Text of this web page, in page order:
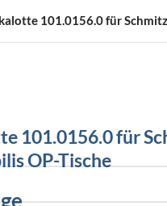
101.0156.0 für
101.0156.0 für
OP-Tische